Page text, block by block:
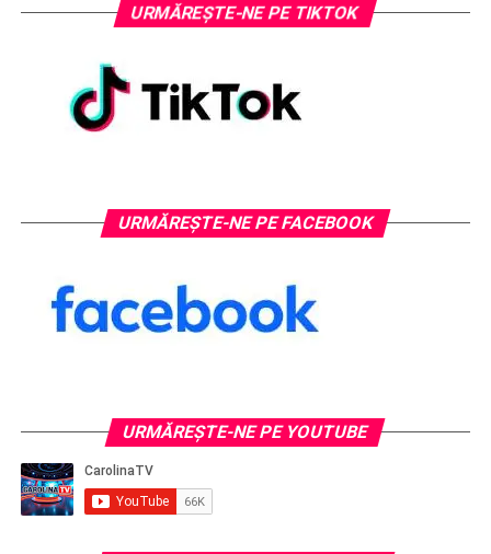
URMĂREȘTE-NE PE TIKTOK
URMĂREȘTE-NE PE FACEBOOK
URMĂREŞTE-NE PE YOUTUBE